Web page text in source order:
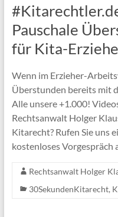
Pauschale
für Kita-
Wenn im Erzieher-
Überstunden bereits mit
Alle unsere +1.000!
Rechtsanwalt Holger
Kitarecht? Rufen Sie uns
kostenloses Vorgespräch
Rechtsanwalt Holger
30SekundenKitarecht,